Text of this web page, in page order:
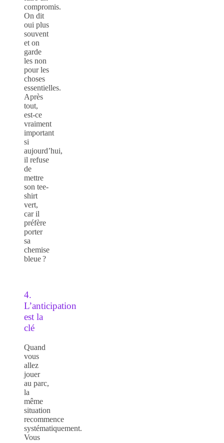
compromis.
On dit
oui plus
souvent
et on
garde
les non
pour les
choses
essentielles.
Après
tout,
est-ce
vraiment
important
si
aujourd’hui,
il refuse
de
mettre
son tee-
shirt
vert,
car il
préfère
porter
sa
chemise
bleue ?
4.
L’anticipation
est la
clé
Quand
vous
allez
jouer
au parc,
la
même
situation
recommence
systématiquement.
Vous